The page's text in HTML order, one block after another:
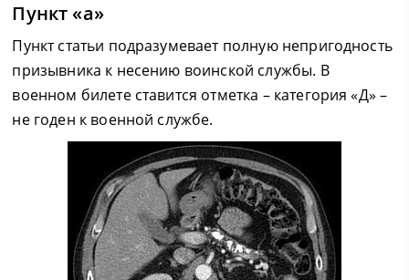
Пункт «а»
Пункт статьи подразумевает полную непригодность
призывника к несению воинской службы. В
военном билете ставится отметка – категория «Д» –
не годен к военной службе.